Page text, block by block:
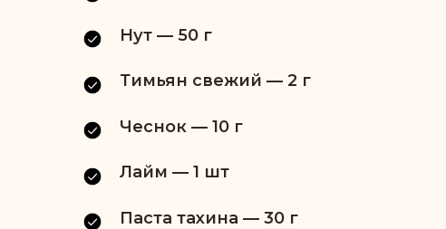
Нут — 50 г
Тимьян свежий — 2 г
Чеснок — 10 г
Лайм — 1 шт
Паста тахина — 30 г